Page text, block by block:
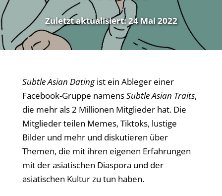
Zuletzt aktualisiert:24 Mai 2022
Subtle Asian Datingist ein Ableger einer
Facebook-Gruppe namensSubtle Asian Traits,
die mehr als 2 Millionen Mitglieder hat. Die
Mitglieder teilen Memes, Tiktoks, lustige
Bilder und mehr und diskutieren über
Themen, die mit ihren eigenen Erfahrungen
mit der asiatischen Diaspora und der
asiatischen Kultur zu tun haben.